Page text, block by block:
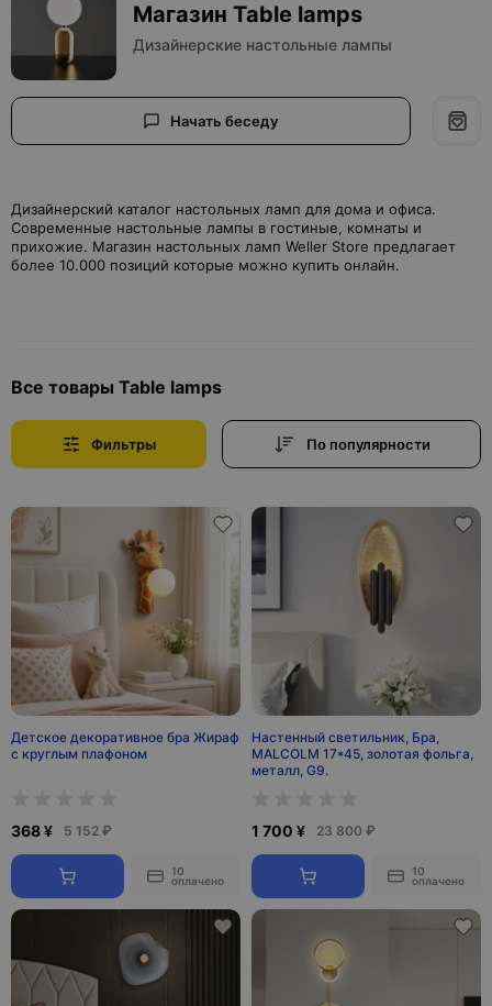
Магазин Table lamps
Дизайнерские настольные лампы
Начать беседу
Дизайнерский каталог настольных ламп для дома и офиса.
Современные настольные лампы в гостиные, комнаты и
прихожие. Магазин настольных ламп Weller Store предлагает
более 10.000 позиций которые можно купить онлайн.
Все товары Table lamps
Фильтры По популярности
Детское декоративное бра Жираф
с круглым плафоном
368 ¥ 5 152 ₽
10
оплачено
Настенный светильник, Бра,
MALCOLM 17*45, золотая фольга,
металл, G9.
1 700 ¥ 23 800 ₽
10
оплачено